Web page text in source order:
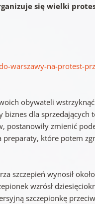
się wielki
warszawy-na-protest-
obywateli
biznes dla
zmienić
które potem
szczepień wynosił
wzrósł
szczepionkę